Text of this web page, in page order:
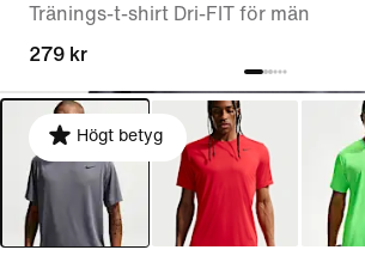
Tränings-t-shirt Dri-FIT för män
279 kr
Högt betyg